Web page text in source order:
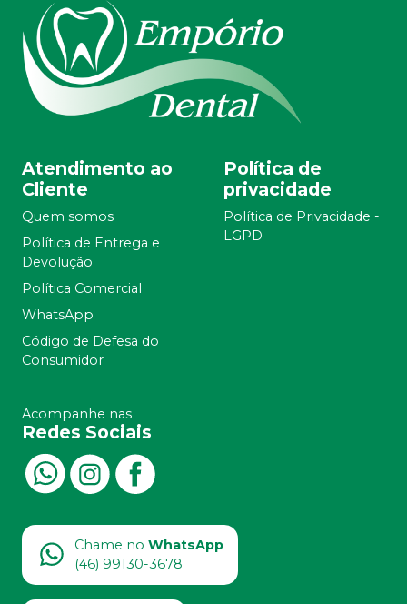
Atendimento ao
Cliente
Quem somos
Política de Entrega e
Devolução
Política Comercial
WhatsApp
Código de Defesa do
Consumidor
Política de
privacidade
Política de Privacidade -
LGPD
Acompanhe nas
Redes Sociais
Chame no WhatsApp
(46) 99130-3678